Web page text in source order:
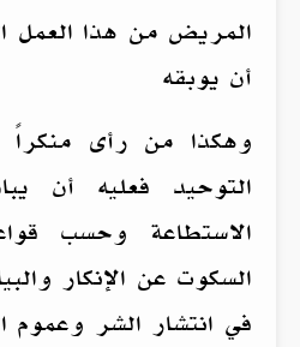
المريض من هذا
أن يوبقه
وهكذا من رأى منكراً
التوحيد فعليه أن
الاستطاعة وحسب
السكوت عن الإنكار
في انتشار الشر